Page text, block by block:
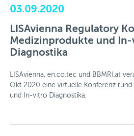
03.09.2020
LISAvienna Regulatory
Medizinprodukte und
Diagnostika
LISAvienna, en.co.tec und BBMRI.at
Okt 2020 eine virtuelle Konferenz
und In-vitro Diagnostika.